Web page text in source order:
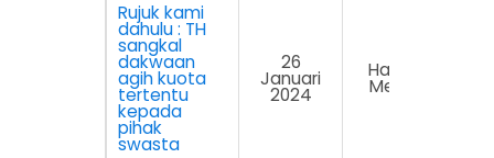
Rujuk kami
dahulu : TH
sangkal
dakwaan
agih kuota
tertentu
kepada
pihak
swasta
26
Januari
2024
Harian
Metro